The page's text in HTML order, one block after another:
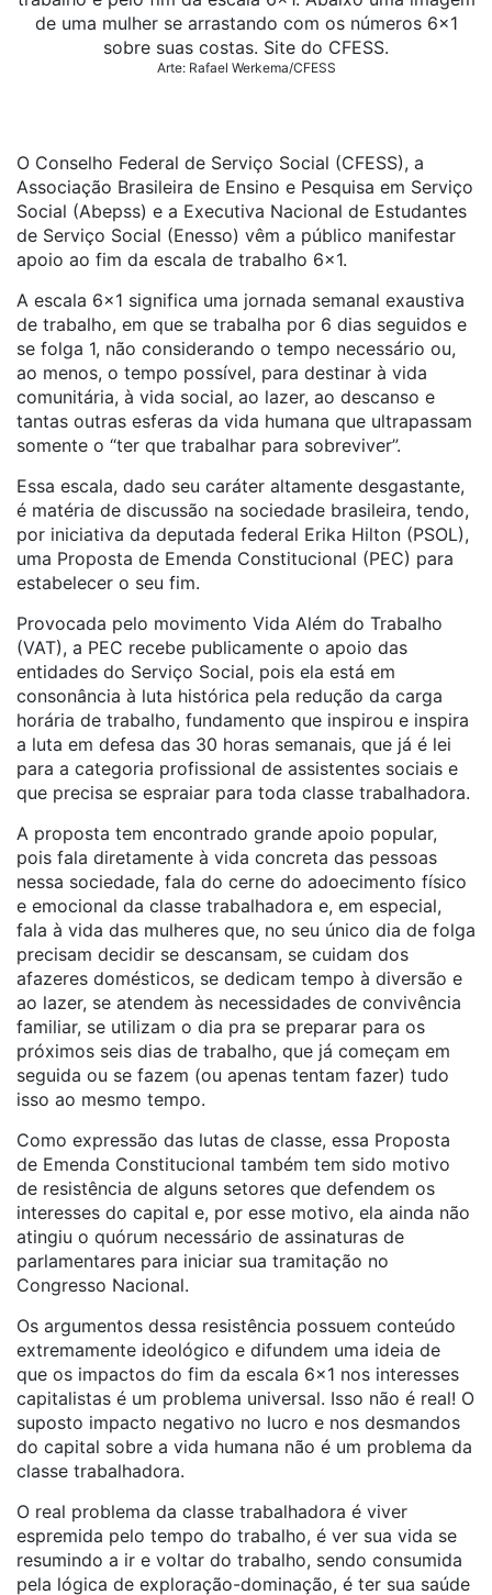
Arte: Rafael Werkema/CFESS
O Conselho Federal de Serviço Social (CFESS), a
Associação Brasileira de Ensino e Pesquisa em Serviço
Social (Abepss) e a Executiva Nacional de Estudantes
de Serviço Social (Enesso) vêm a público manifestar
apoio ao fim da escala de trabalho 6×1.
A escala 6×1 significa uma jornada semanal exaustiva
de trabalho, em que se trabalha por 6 dias seguidos e
se folga 1, não considerando o tempo necessário ou,
ao menos, o tempo possível, para destinar à vida
comunitária, à vida social, ao lazer, ao descanso e
tantas outras esferas da vida humana que ultrapassam
somente o “ter que trabalhar para sobreviver”.
Essa escala, dado seu caráter altamente desgastante,
é matéria de discussão na sociedade brasileira, tendo,
por iniciativa da deputada federal Erika Hilton (PSOL),
uma Proposta de Emenda Constitucional (PEC) para
estabelecer o seu fim.
Provocada pelo movimento Vida Além do Trabalho
(VAT), a PEC recebe publicamente o apoio das
entidades do Serviço Social, pois ela está em
consonância à luta histórica pela redução da carga
horária de trabalho, fundamento que inspirou e inspira
a luta em defesa das 30 horas semanais, que já é lei
para a categoria profissional de assistentes sociais e
que precisa se espraiar para toda classe trabalhadora.
A proposta tem encontrado grande apoio popular,
pois fala diretamente à vida concreta das pessoas
nessa sociedade, fala do cerne do adoecimento físico
e emocional da classe trabalhadora e, em especial,
fala à vida das mulheres que, no seu único dia de folga
precisam decidir se descansam, se cuidam dos
afazeres domésticos, se dedicam tempo à diversão e
ao lazer, se atendem às necessidades de convivência
familiar, se utilizam o dia pra se preparar para os
próximos seis dias de trabalho, que já começam em
seguida ou se fazem (ou apenas tentam fazer) tudo
isso ao mesmo tempo.
Como expressão das lutas de classe, essa Proposta
de Emenda Constitucional também tem sido motivo
de resistência de alguns setores que defendem os
interesses do capital e, por esse motivo, ela ainda não
atingiu o quórum necessário de assinaturas de
parlamentares para iniciar sua tramitação no
Congresso Nacional.
Os argumentos dessa resistência possuem conteúdo
extremamente ideológico e difundem uma ideia de
que os impactos do fim da escala 6×1 nos interesses
capitalistas é um problema universal. Isso não é real! O
suposto impacto negativo no lucro e nos desmandos
do capital sobre a vida humana não é um problema da
classe trabalhadora.
O real problema da classe trabalhadora é viver
espremida pelo tempo do trabalho, é ver sua vida se
resumindo a ir e voltar do trabalho, sendo consumida
pela lógica de exploração-dominação, é ter sua saúde